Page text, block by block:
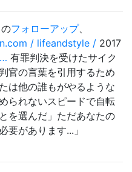
フォローアップ、
/ lifeandstyle / 2017
有罪判決を受けたサイク
官の言葉を引用するため
は他の誰もがやるような
られないスピードで自転
を選んだ」ただあなたの
要があります...」